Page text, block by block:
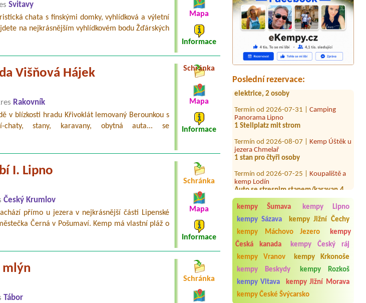
Poslední rezervace:
Termín od 2026-07-18 |Autocamp
Slapy Skalice
Garsoniéra pro 2 osoby se sociálním
vybavením
Termín od 2026-08-03 |Tábořiště
1 místo pro obytne auto+ připojení k
Panorama Lipno
1 Stellplatz mit strom
jezera Chmelař
1 stan pro čtyři osoby
kemp Lodín
Auto se stresnim stanem/karavan,4
osoby(z toho 2 deti)+pes+220V
pripojka
Chatový
tábor Úsvit - Vanov
2 osoby
Termín od 2026-07-24 |
Sportcentrumloket
1 x Sellplatz für Wohnmobil plus 2
Personen
Termín od 2026-07-19 | Kemp Pod
Hrází Velké Dářko
kempy Šumava
kempy Lipno
kempy Sázava
kempy Jižní Čechy
kempy Máchovo Jezero
kempy
Česká kanada
kempy Český ráj
kempy Vranov
kempy Krkonoše
kempy Beskydy
kempy Rozkoš
kempy Vltava
kempy Jižní Morava
kempy České Švýcarsko
Svitavy
chata s finskými domky, vyhlídková a výletní
na nejkrásnějším vyhlídkovém bodu Žďárských
Mapa
Informace
Višňová Hájek
Rakovník
v blízkosti hradu Křivoklát lemovaný Berounkou s
chaty, stany, karavany, obytná auta... se
Schránka
Mapa
Informace
I. Lipno
Český Krumlov
přímo u jezera v nejkrásnější části Lipenské
Černá v Pošumaví. Kemp má vlastní pláž o
Schránka
Mapa
Informace
mlýn
Tábor
Schránka